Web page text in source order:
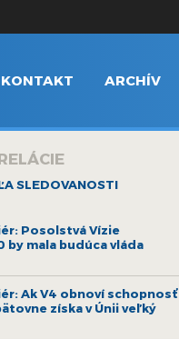
KONTAKT ARCHÍV
SLEDOVANOSTI
Posolstvá Vízie
by mala budúca vláda
Ak V4 obnoví schopnosť
získa v Únii veľký